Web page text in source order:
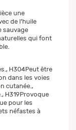
une
de l’huile
sauvage
qui font
H304Peut être
dans les voies
cutanée.,
H319Provoque
pour les
néfastes à